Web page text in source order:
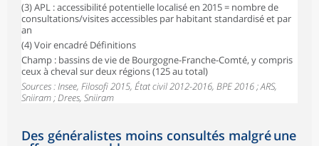
(3) APL : accessibilité potentielle localisé en 2015 = nombre de
consultations/visites accessibles par habitant standardisé et par
an
(4) Voir encadré Définitions
Champ : bassins de vie de Bourgogne-Franche-Comté, y compris
ceux à cheval sur deux régions (125 au total)
Sources : Insee, Filosofi 2015, État civil 2012-2016, BPE 2016 ; ARS,
Sniiram ; Drees, Sniiram
Des généralistes moins consultés malgré une